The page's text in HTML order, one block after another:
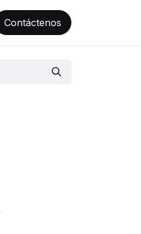
Contáctenos